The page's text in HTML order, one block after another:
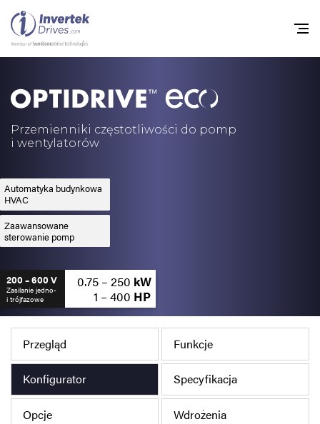
Przemienniki częstotliwości do pomp
i wentylatorów
Automatyka budynkowa
HVAC
Zaawansowane
sterowanie pomp
200 – 600 V
Zasilanie jedno-
i trójfazowe
0.75 – 250 kW
1 – 400 HP
Przegląd Funkcje
Konfigurator Specyfikacja
Opcje Wdrożenia
Home
Przemienniki
Polityka prywatności
Mapa strony
iSource Rejestracja